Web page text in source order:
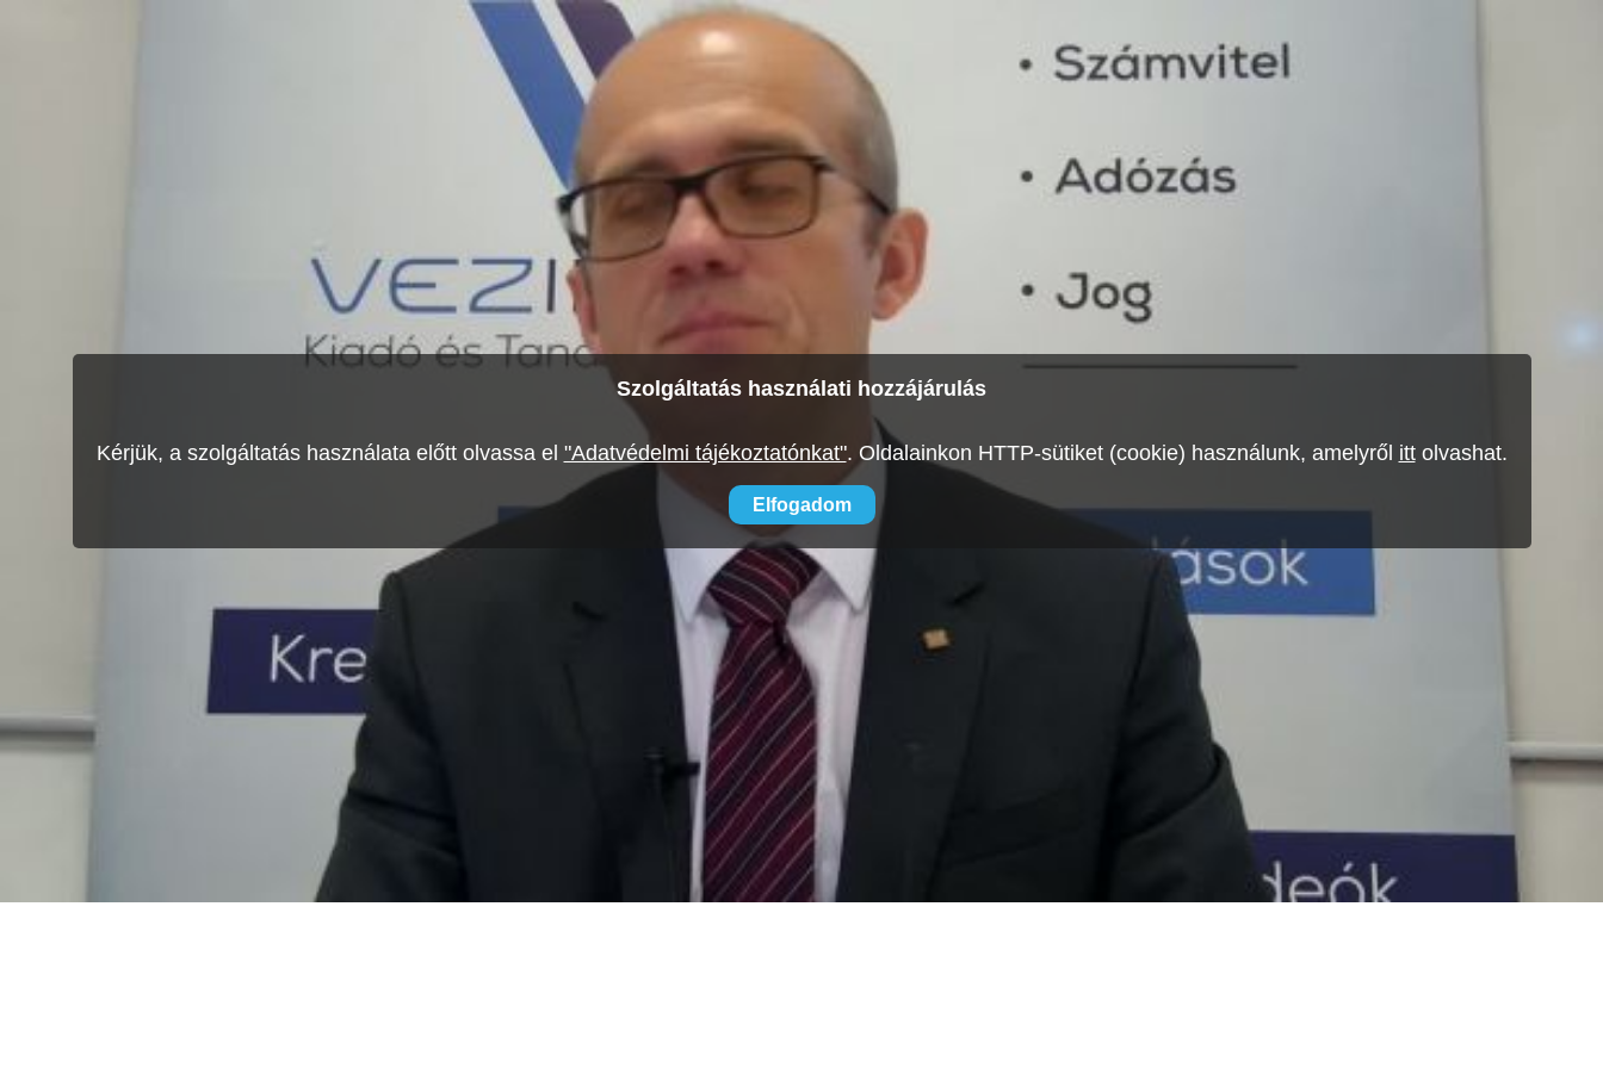
Szolgáltatás használati hozzájárulás
Kérjük, a szolgáltatás használata előtt olvassa el "Adatvédelmi tájékoztatónkat". Oldalainkon HTTP-sütiket (cookie) használunk, amelyről ittolvashat.